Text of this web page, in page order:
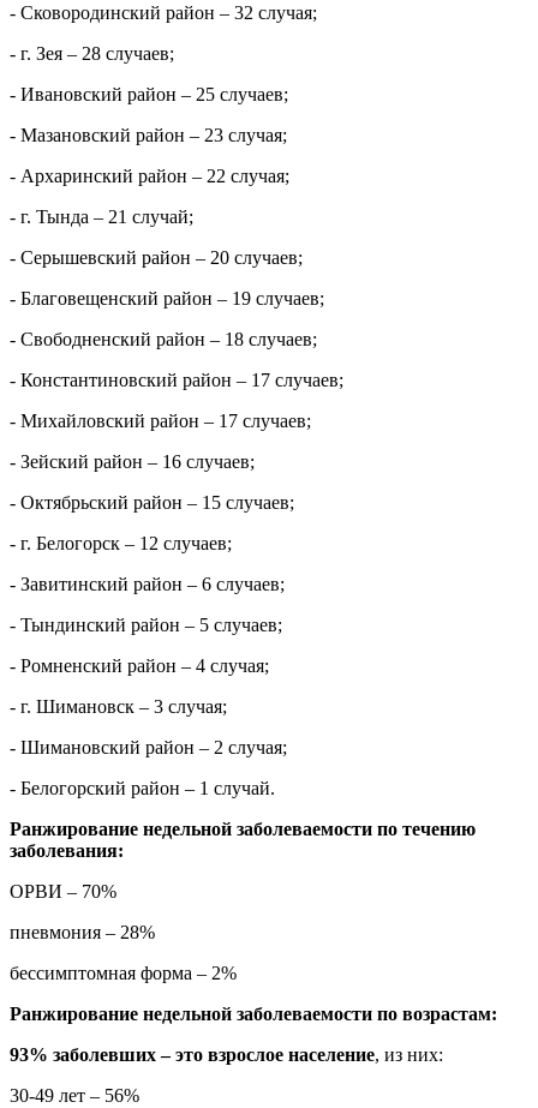
- Сковородинский район – 32 случая;
- г. Зея – 28 случаев;
- Ивановский район – 25 случаев;
- Мазановский район – 23 случая;
- Архаринский район – 22 случая;
- г. Тында – 21 случай;
- Серышевский район – 20 случаев;
- Благовещенский район – 19 случаев;
- Свободненский район – 18 случаев;
- Константиновский район – 17 случаев;
- Михайловский район – 17 случаев;
- Зейский район – 16 случаев;
- Октябрьский район – 15 случаев;
- г. Белогорск – 12 случаев;
- Завитинский район – 6 случаев;
- Тындинский район – 5 случаев;
- Ромненский район – 4 случая;
- г. Шимановск – 3 случая;
- Шимановский район – 2 случая;
- Белогорский район – 1 случай.
Ранжирование недельной заболеваемости по течению
заболевания:
ОРВИ – 70%
пневмония – 28%
бессимптомная форма – 2%
Ранжирование недельной заболеваемости по возрастам:
93% заболевших – это взрослое население, из них:
30-49 лет – 56%